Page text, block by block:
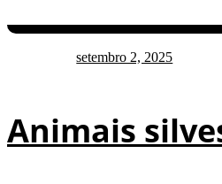
setembro 2, 2025
Animais